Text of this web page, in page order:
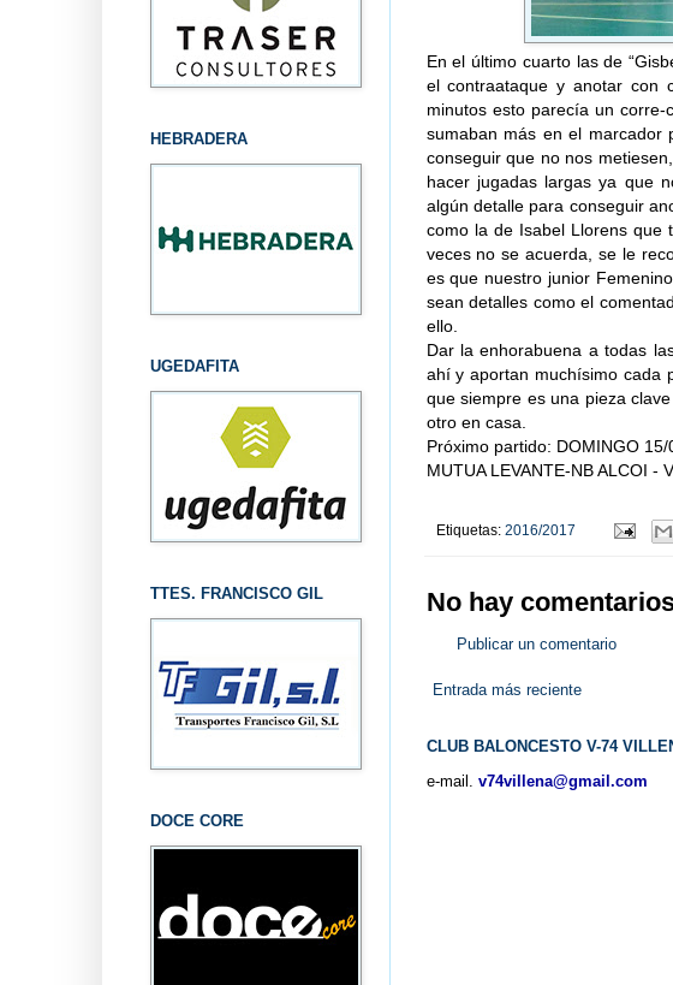
En el último cuarto las de
el contraataque y anotar con
minutos esto parecía un
sumaban más en el marcador
conseguir que no nos
hacer jugadas largas ya que
algún detalle para conseguir
como la de Isabel Llorens que
veces no se acuerda, se le
es que nuestro junior
sean detalles como el
ello.
Dar la enhorabuena a todas
ahí y aportan muchísimo cada
que siempre es una pieza
otro en casa.
Próximo partido: DOMINGO
MUTUA LEVANTE-NB ALCOI -
Etiquetas: 2016/2017
No hay
Publicar un comentario
Entrada más reciente
CLUB BALONCESTO V-74
e-mail. v74villena@gmail.com
HEBRADERA
UGEDAFITA
TTES. FRANCISCO GIL
DOCE CORE